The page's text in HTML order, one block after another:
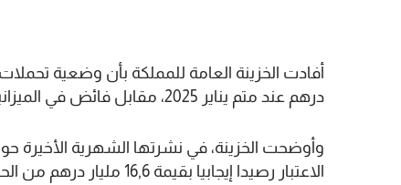
درهم عند متم يناير 2025، مقابل فائض في الميزانية بلغ 2,3 مليار درهم قبل سنة.
وأوضحت الخزينة، في نشرتها الشهرية الأخيرة
الاعتبار رصيدا إيجابيا